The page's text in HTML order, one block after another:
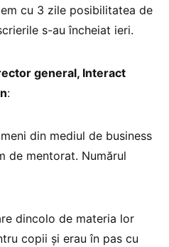
cu 3 zile posibilitatea de
s-au încheiat ieri.
general, Interact
:
din mediul de business
de mentorat. Numărul
dincolo de materia lor
copii și erau în pas cu